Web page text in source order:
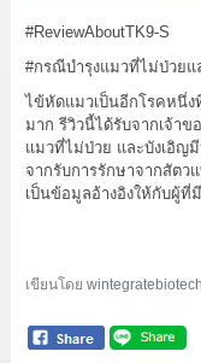
#ReviewAboutTK9-S
#กรณีบำรุงแมวที่ไม่ป่วย
ไข้หัดแมวเป็นอีกโรคหนึ่ง
มาก รีวิวนี้ได้รับจากเจ้าข
แมวที่ไม่ป่วย และบังเอิญ
จากรับการรักษาจากสัตว
เป็นข้อมูลอ้างอิงให้กับผู้
เขียนโดย wintegratebiotech